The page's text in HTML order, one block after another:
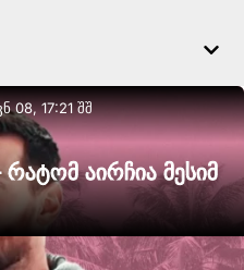
08, 17:21 შშ
აირჩია მესიმ